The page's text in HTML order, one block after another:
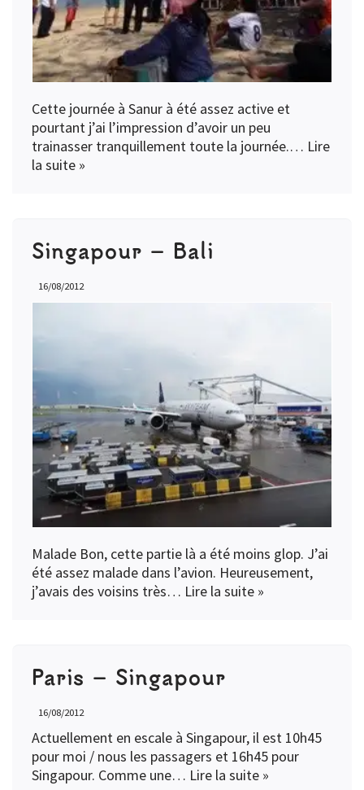
Cette journée à Sanur à été assez active et
pourtant j’ai l’impression d’avoir un peu
trainasser tranquillement toute la journée.… Lire
la suite »
Singapour – Bali
16/08/2012
Malade Bon, cette partie là a été moins glop. J’ai
été assez malade dans l’avion. Heureusement,
j’avais des voisins très… Lire la suite »
Paris – Singapour
16/08/2012
Actuellement en escale à Singapour, il est 10h45
pour moi / nous les passagers et 16h45 pour
Singapour. Comme une… Lire la suite »